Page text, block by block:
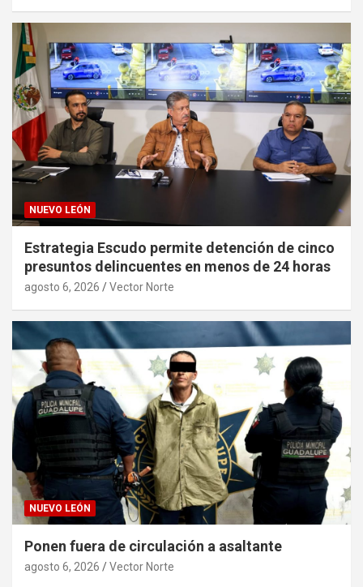
NUEVO LEÓN
Estrategia Escudo permite detención de cinco
presuntos delincuentes en menos de 24 horas
agosto 6, 2026 Vector Norte
NUEVO LEÓN
Ponen fuera de circulación a asaltante
agosto 6, 2026 Vector Norte